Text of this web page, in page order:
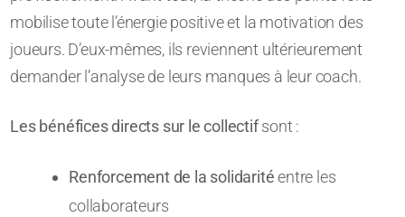
mobilise toute l’énergie positive et la motivation des
joueurs. D’eux-mêmes, ils reviennent ultérieurement
demander l’analyse de leurs manques à leur coach.
Les bénéfices directs sur le collectifsont :
Renforcement de la solidaritéentre les
collaborateurs